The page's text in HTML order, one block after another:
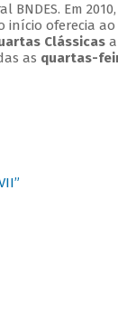
Em
início oferecia
Clássicas
as quartas-